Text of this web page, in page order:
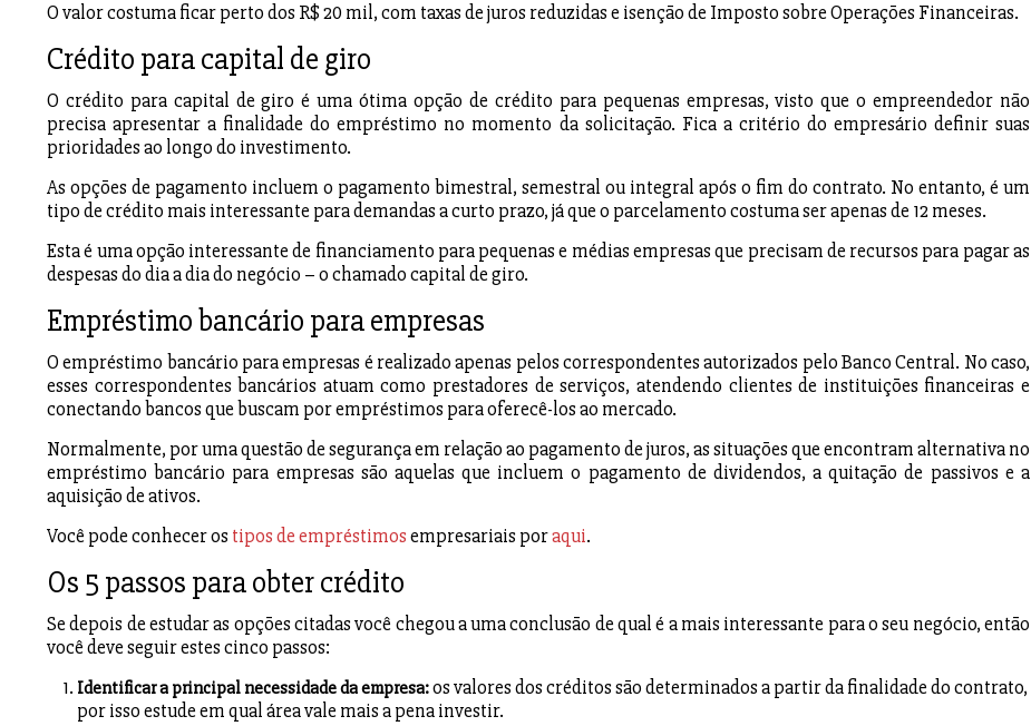
O valor costuma ficar perto dos R$ 20 mil, com taxas de juros reduzidas e isenção de Imposto sobre Operações Financeiras.
Crédito para capital de giro
O crédito para capital de giro é uma ótima opção de crédito para pequenas empresas, visto que o empreendedor não
precisa apresentar a finalidade do empréstimo no momento da solicitação. Fica a critério do empresário definir suas
prioridades ao longo do investimento.
As opções de pagamento incluem o pagamento bimestral, semestral ou integral após o fim do contrato. No entanto, é um
tipo de crédito mais interessante para demandas a curto prazo, já que o parcelamento costuma ser apenas de 12 meses.
Esta é uma opção interessante de financiamento para pequenas e médias empresas que precisam de recursos para pagar as
despesas do dia a dia do negócio – o chamado capital de giro.
Empréstimo bancário para empresas
O empréstimo bancário para empresas é realizado apenas pelos correspondentes autorizados pelo Banco Central. No caso,
esses correspondentes bancários atuam como prestadores de serviços, atendendo clientes de instituições financeiras e
conectando bancos que buscam por empréstimos para oferecê-los ao mercado.
Normalmente, por uma questão de segurança em relação ao pagamento de juros, as situações que encontram alternativa no
empréstimo bancário para empresas são aquelas que incluem o pagamento de dividendos, a quitação de passivos e a
aquisição de ativos.
Você pode conhecer ostipos de empréstimosempresariais poraqui.
Os 5 passos para obter crédito
Se depois de estudar as opções citadas você chegou a uma conclusão de qual é a mais interessante para o seu negócio, então
você deve seguir estes cinco passos:
Identificar a principal necessidade da empresa:os valores dos créditos são determinados a partir da finalidade do contrato,
por isso estude em qual área vale mais a pena investir.